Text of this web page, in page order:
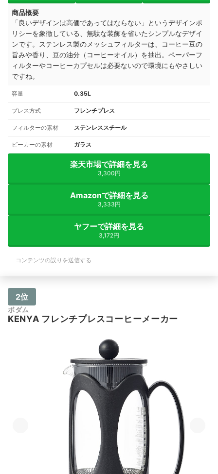
商品概要
「良いデザインは高価であってはならない」というデザインポ
リシーを象徴している、無駄な装飾を省いたシンプルなデザイ
ンです。ステンレス製のメッシュフィルターは、コーヒー豆の
旨みや香り、豆の油分（コーヒーオイル）を抽出。ペーパーフ
ィルターやコーヒーカプセルは必要ないので環境にもやさしい
ですね。
容量 0.35L
プレス方式 フレンチプレス
フィルターの素材 ステンレススチール
ビーカーの素材 ガラス
楽天市場で詳細を見る
3,300円
Amazonで詳細を見る
3,333円
ヤフーで詳細を見る
3,172円
コンテンツの誤りを送信する
2位
ボダム
KENYA フレンチプレスコーヒーメーカー